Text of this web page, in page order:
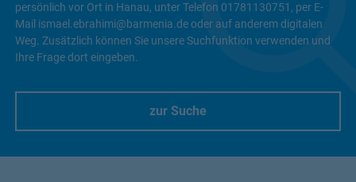
persönlich vor Ort in Hanau, unter Telefon 01781130751, per E-
Mail ismael.ebrahimi@barmenia.de oder auf anderem digitalen
Weg. Zusätzlich können Sie unsere Suchfunktion verwenden und
Ihre Frage dort eingeben.
zur Suche